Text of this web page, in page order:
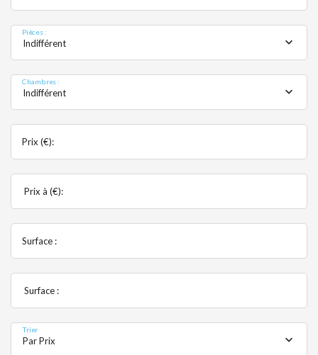
Pièces :
Indifférent
Chambres :
Indifférent
Prix (€):
Prix à (€):
Surface :
Surface :
Trier
Par Prix